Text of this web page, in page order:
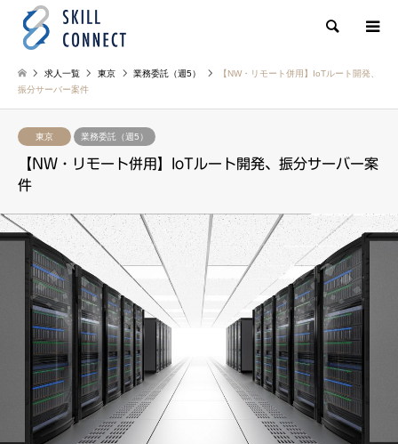
検索
求人一覧 東京 業務委託（週5）
【NW・リモート併用】IoTルート開発、
振分サーバー案件
東京 業務委託（週5）
【NW・リモート併用】IoTルート開発、振分サーバー案
件